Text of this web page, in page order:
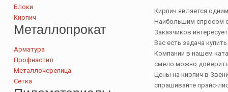
Кирпич является
Наибольшим спросом
Заказчиков
Вас есть задача
Компании в нашем
смело можно
Цены на кирпич в
спрашивайте прайс-
Блоки
Кирпич
Металлопрокат
Арматура
Профнастил
Металлочерепица
Сетка